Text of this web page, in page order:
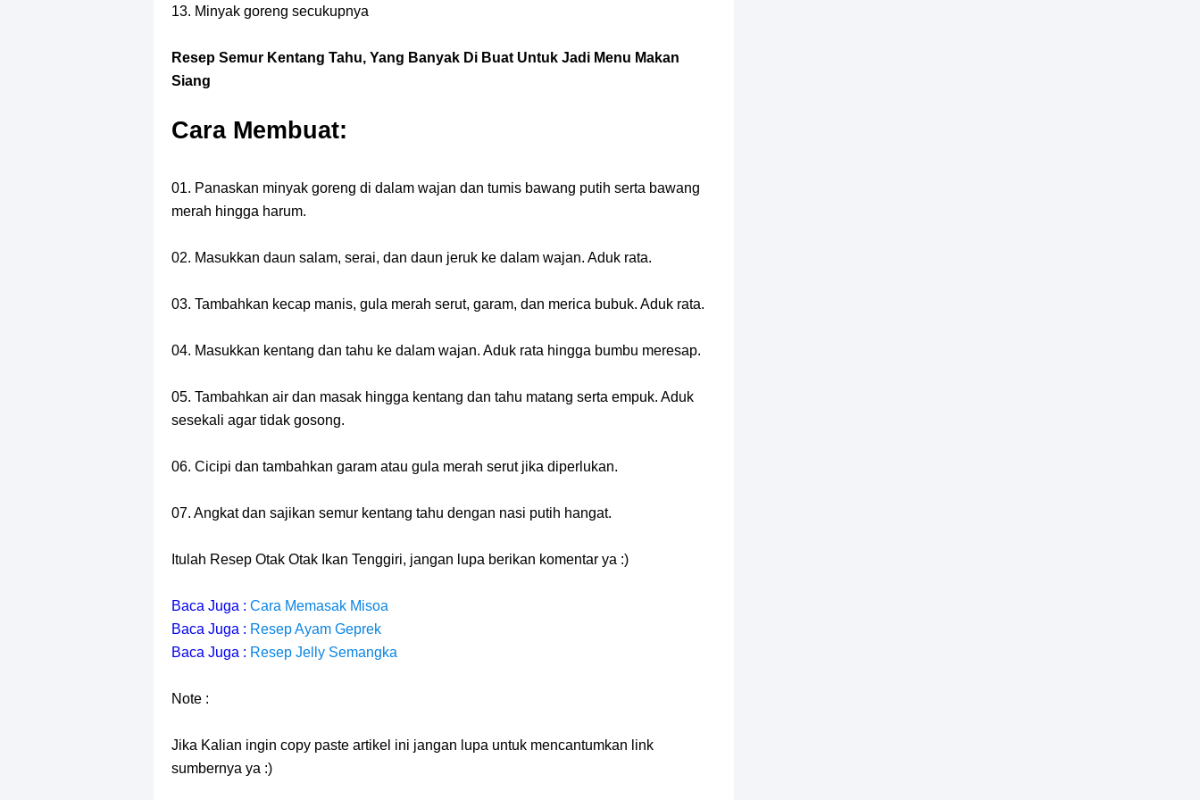
13. Minyak goreng secukupnya
Resep Semur Kentang Tahu, Yang Banyak Di Buat Untuk Jadi Menu Makan
Siang
Cara Membuat:
01. Panaskan minyak goreng di dalam wajan dan tumis bawang putih serta bawang
merah hingga harum.
02. Masukkan daun salam, serai, dan daun jeruk ke dalam wajan. Aduk rata.
03. Tambahkan kecap manis, gula merah serut, garam, dan merica bubuk. Aduk rata.
04. Masukkan kentang dan tahu ke dalam wajan. Aduk rata hingga bumbu meresap.
05. Tambahkan air dan masak hingga kentang dan tahu matang serta empuk. Aduk
sesekali agar tidak gosong.
06. Cicipi dan tambahkan garam atau gula merah serut jika diperlukan.
07. Angkat dan sajikan semur kentang tahu dengan nasi putih hangat.
Itulah Resep Otak Otak Ikan Tenggiri, jangan lupa berikan komentar ya :)
Baca Juga : Cara Memasak Misoa
Baca Juga : Resep Ayam Geprek
Baca Juga : Resep Jelly Semangka
Note :
Jika Kalian ingin copy paste artikel ini jangan lupa untuk mencantumkan link
sumbernya ya :)